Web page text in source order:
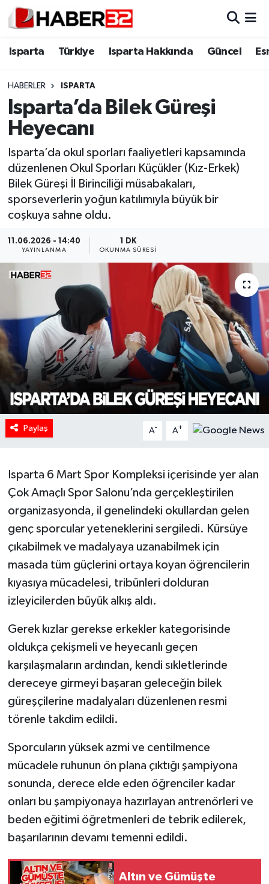
Isparta Türkiye Isparta Hakkında Güncel
HABERLER ISPARTA
Isparta’da Bilek Güreşi
Heyecanı
Isparta’da okul sporları faaliyetleri kapsamında
düzenlenen Okul Sporları Küçükler (Kız-Erkek)
Bilek Güreşi İl Birinciliği müsabakaları,
sporseverlerin yoğun katılımıyla büyük bir
coşkuya sahne oldu.
11.06.2026 - 14:40
YAYINLANMA
1 DK
OKUNMA SÜRESI
Paylaş A- A+
Isparta 6 Mart Spor Kompleksi içerisinde yer alan
Çok Amaçlı Spor Salonu’nda gerçekleştirilen
organizasyonda, il genelindeki okullardan gelen
genç sporcular yeteneklerini sergiledi. Kürsüye
çıkabilmek ve madalyaya uzanabilmek için
masada tüm güçlerini ortaya koyan öğrencilerin
kıyasıya mücadelesi, tribünleri dolduran
izleyicilerden büyük alkış aldı.
Gerek kızlar gerekse erkekler kategorisinde
oldukça çekişmeli ve heyecanlı geçen
karşılaşmaların ardından, kendi sıkletlerinde
dereceye girmeyi başaran geleceğin bilek
güreşçilerine madalyaları düzenlenen resmi
törenle takdim edildi.
Sporcuların yüksek azmi ve centilmence
mücadele ruhunun ön plana çıktığı şampiyona
sonunda, derece elde eden öğrenciler kadar
onları bu şampiyonaya hazırlayan antrenörleri ve
beden eğitimi öğretmenleri de tebrik edilerek,
başarılarının devamı temenni edildi.
Altın ve Gümüşte
Isparta
Esnaf Diyor ki;
ASAYİŞ
BİLİM VE TEKNOLOJİ
EĞİTİM
HABERDE İNSAN
İlginç
KÜLTÜR SANAT
MAGAZİN
Oyun
RESMİ İLANLAR
SAĞLIK
Spor
Tarihi Yapılarımız
Teknoloji
Türkiye
Yerel
İletişim
Künye
Isparta Nöbetçi Eczaneler
Isparta Trafik Yoğunluk Haritası
Süper Lig Puan Durumu ve Fikstür
Tüm Manşetler
Son Dakika Haberleri